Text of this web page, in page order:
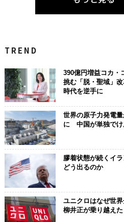
TREND
390億円増益コカ・
挑む「脱・聖域」
時代を逆手に
世界の原子力発電
に 中国が単独でけ
膠着状態が続くイ
どう出るのか
ユニクロはなぜ世
柳井正が乗り越えた